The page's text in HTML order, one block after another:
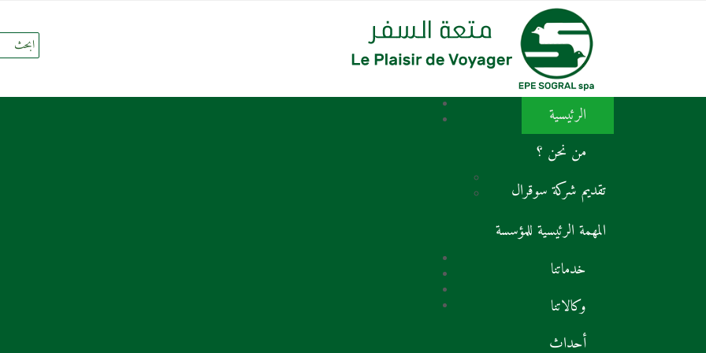
الرئيسية
من نحن ؟
تقديم شركة سوقرال
المهمة الرئيسية للمؤسسة
خدماتنا
وكالاتنا
أحداث